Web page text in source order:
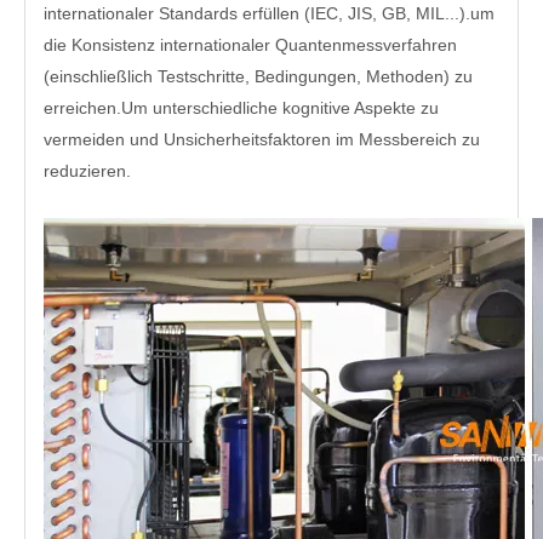
internationaler Standards erfüllen (IEC, JIS, GB, MIL...).um
die Konsistenz internationaler Quantenmessverfahren
(einschließlich Testschritte, Bedingungen, Methoden) zu
erreichen.Um unterschiedliche kognitive Aspekte zu
vermeiden und Unsicherheitsfaktoren im Messbereich zu
reduzieren.